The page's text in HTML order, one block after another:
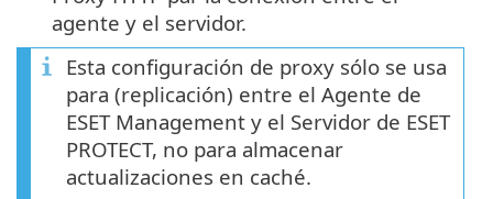
agente y el servidor.
Esta configuración de proxy sólo se usa
para (replicación) entre el Agente de
ESET Management y el Servidor de ESET
PROTECT, no para almacenar
actualizaciones en caché.